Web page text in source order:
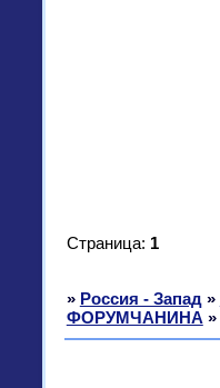
Страница: 1
» Россия - Запад »
ФОРУМЧАНИНА »